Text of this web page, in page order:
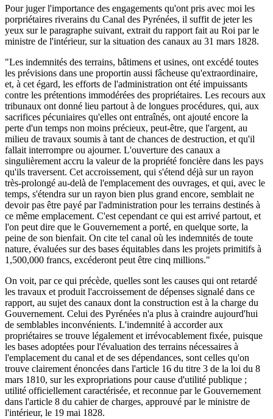
Pour juger l'importance des engagements qu'ont pris avec moi les
porpriétaires riverains du Canal des Pyrénées, il suffit de jeter les
yeux sur le paragraphe suivant, extrait du rapport fait au Roi par le
ministre de l'intérieur, sur la situation des canaux au 31 mars 1828.
"Les indemnités des terrains, bâtimens et usines, ont excédé toutes
les prévisions dans une proportin aussi fâcheuse qu'extraordinaire,
et, à cet égard, les efforts de l'administration ont été impuissants
contre les prétentions immodérées des propriétaires. Les recours aux
tribunaux ont donné lieu partout à de longues procédures, qui, aux
sacrifices pécuniaires qu'elles ont entraînés, ont ajouté encore la
perte d'un temps non moins précieux, peut-être, que l'argent, au
milieu de travaux soumis à tant de chances de destruction, et qu'il
fallait interrompre ou ajourner. L'ouverture des canaux a
singulièrement accru la valeur de la propriété foncière dans les pays
qu'ils traversent. Cet accroissement, qui s'étend déjà sur un rayon
très-prolongé au-delà de l'emplacement des ouvrages, et qui, avec le
temps, s'étendra sur un rayon bien plus grand encore, semblait ne
devoir pas être payé par l'administration pour les terrains destinés à
ce même emplacement. C'est cependant ce qui est arrivé partout, et
l'on peut dire que le Gouvernement a porté, en quelque sorte, la
peine de son bienfait. On cite tel canal où les indemnités de toute
nature, évaluées sur des bases équitables dans les projets primitifs à
1,500,000 francs, excéderont peut être cinq millions."
On voit, par ce qui précède, quelles sont les causes qui ont retardé
les travaux et produit l'accroissement de dépenses signalé dans ce
rapport, au sujet des canaux dont la construction est à la charge du
Gouvernement. Celui des Pyrénées n'a plus à craindre aujourd'hui
de semblables inconvénients. L'indemnité à accorder aux
propriétaires se trouve légalement et irrévocablement fixée, puisque
les bases adoptées pour l'évaluation des terrains nécessaires à
l'emplacement du canal et de ses dépendances, sont celles qu'on
trouve clairement énoncées dans l'article 16 du titre 3 de la loi du 8
mars 1810, sur les expropriations pour cause d'utilité publique ;
utilité officiellement caractérisée, et reconnue par le Gouvernement
dans l'article 8 du cahier de charges, approuvé par le ministre de
l'intérieur, le 19 mai 1828.